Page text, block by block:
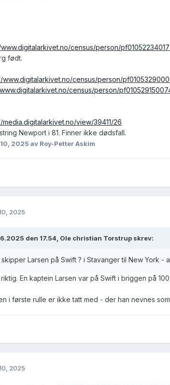
census/person/
født.
www.digitalarkivet.no/census/person/
census/person/
media.digitalarkivet.no/view/39411/26
Newport i 81. Finner ikke dødsfall.
2025 av Roy-Petter Askim
2025
den 17.54, Ole christian Torstrup skrev:
skipper Larsen på Swift ? i Stavanger til New York -
En kaptein Larsen var på Swift i briggen på
i første rulle er ikke tatt med - der han nevnes
2025